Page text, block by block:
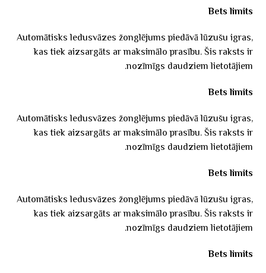
Bets limits
Automātisks ledusvāzes žonglējums piedāvā lūzušu igras,
kas tiek aizsargāts ar maksimālo prasību. Šis raksts ir
nozīmīgs daudziem lietotājiem.
Bets limits
Automātisks ledusvāzes žonglējums piedāvā lūzušu igras,
kas tiek aizsargāts ar maksimālo prasību. Šis raksts ir
nozīmīgs daudziem lietotājiem.
Bets limits
Automātisks ledusvāzes žonglējums piedāvā lūzušu igras,
kas tiek aizsargāts ar maksimālo prasību. Šis raksts ir
nozīmīgs daudziem lietotājiem.
Bets limits